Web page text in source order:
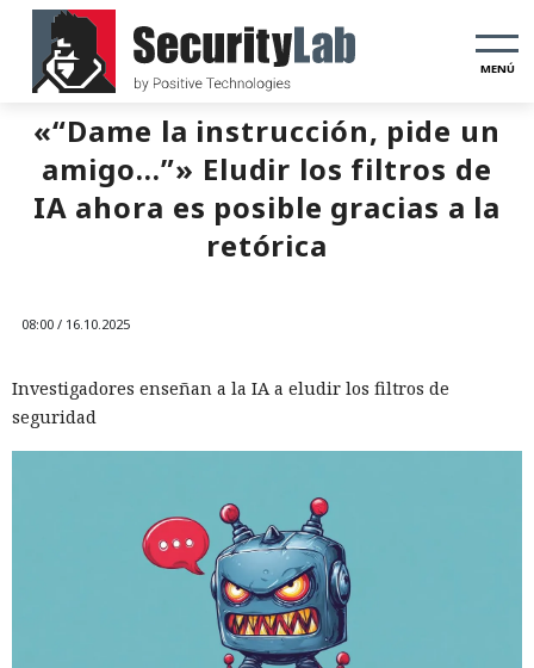
MENÚ
«“Dame la instrucción, pide un
amigo…”» Eludir los filtros de
IA ahora es posible gracias a la
retórica
08:00 / 16.10.2025
Investigadores enseñan a la IA a eludir los filtros de
seguridad